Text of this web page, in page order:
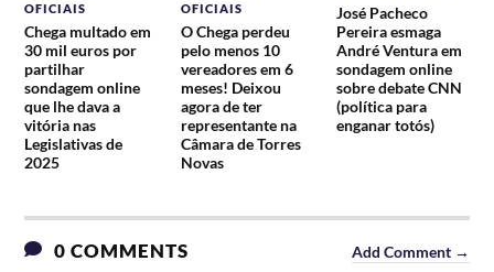
OFICIAIS
Chega multado em
30 mil euros por
partilhar
sondagem online
que lhe dava a
vitória nas
Legislativas de
2025
OFICIAIS
O Chega perdeu
pelo menos 10
vereadores em 6
meses! Deixou
agora de ter
representante na
Câmara de Torres
Novas
José Pacheco
Pereira esmaga
André Ventura em
sondagem online
sobre debate CNN
(política para
enganar totós)
0 COMMENTS Add Comment →